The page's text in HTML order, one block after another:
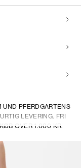
UND PFERDGARTENS
LEVERING. FRI
OVER 1.000 KR.